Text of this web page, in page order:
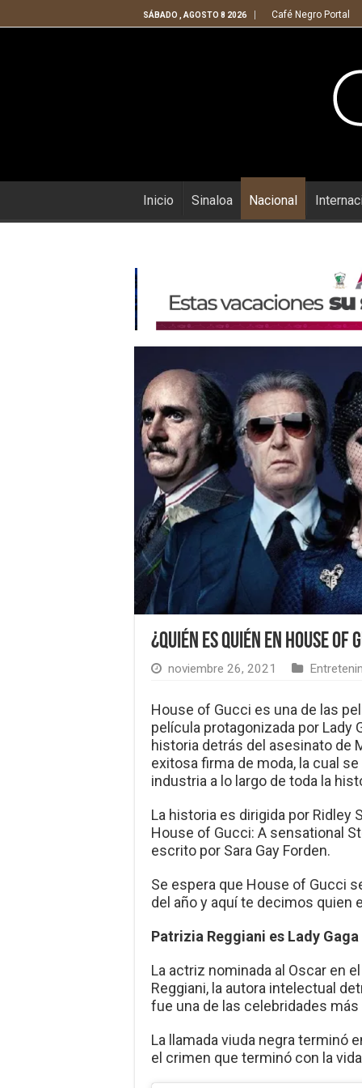
SÁBADO , AGOSTO 8 2026 Café Negro Portal
Inicio Sinaloa Nacional
¿Quién es quién en House of
noviembre 26, 2021
House of Gucci es una de las
película protagonizada por Lady
historia detrás del asesinato de
exitosa firma de moda, la cual
industria a lo largo de toda la
La historia es dirigida por
House of Gucci: A sensational
escrito por Sara Gay Forden.
Se espera que House of Gucci
del año y aquí te decimos quien
Patrizia Reggiani es Lady Gaga
La actriz nominada al Oscar en
Reggiani, la autora intelectual
fue una de las celebridades
La llamada viuda negra terminó
el crimen que terminó con la